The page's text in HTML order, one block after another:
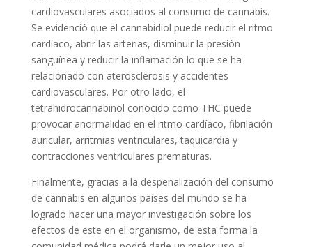
cardiovasculares asociados al consumo de cannabis.
Se evidenció que el cannabidiol puede reducir el ritmo
cardíaco, abrir las arterias, disminuir la presión
sanguínea y reducir la inflamación lo que se ha
relacionado con aterosclerosis y accidentes
cardiovasculares. Por otro lado, el
tetrahidrocannabinol conocido como THC puede
provocar anormalidad en el ritmo cardíaco, fibrilación
auricular, arritmias ventriculares, taquicardia y
contracciones ventriculares prematuras.
Finalmente, gracias a la despenalización del consumo
de cannabis en algunos países del mundo se ha
logrado hacer una mayor investigación sobre los
efectos de este en el organismo, de esta forma la